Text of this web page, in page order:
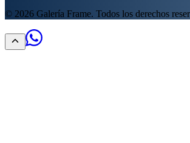
© 2026 Galería Frame. Todos los derechos